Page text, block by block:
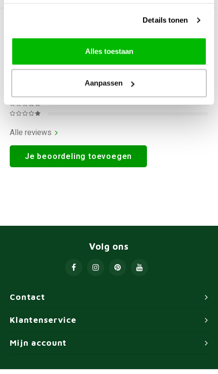
Details tonen
Alles toestaan
Aanpassen
BEOORDELINGEN
Alle reviews
Je beoordeling toevoegen
Contact
Volg ons
Klantenservice
Mijn account